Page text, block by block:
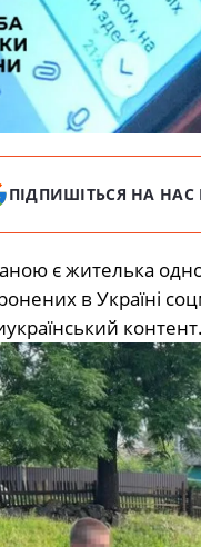
ПІДПИШІТЬСЯ НА НАС В
є жителька
в Україні